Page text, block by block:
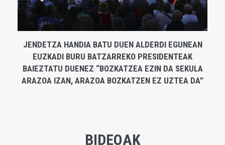
JENDETZA HANDIA BATU DUEN ALDERDI EGUNEAN
EUZKADI BURU BATZARREKO PRESIDENTEAK
BAIEZTATU DUENEZ “BOZKATZEA EZIN DA SEKULA
ARAZOA IZAN, ARAZOA BOZKATZEN EZ UZTEA DA”
BIDEOAK